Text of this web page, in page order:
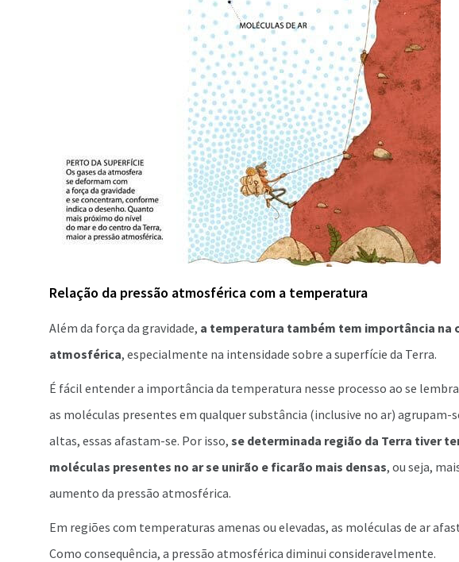
Relação da pressão atmosférica com a temperatura
Além da força da gravidade, a temperatura também tem importância na
atmosférica, especialmente na intensidade sobre a superfície da Terra.
É fácil entender a importância da temperatura nesse processo ao se
as moléculas presentes em qualquer substância (inclusive no ar) agrupam-
altas, essas afastam-se. Por isso, se determinada região da Terra tiver
moléculas presentes no ar se unirão e ficarão mais densas, ou seja,
aumento da pressão atmosférica.
Em regiões com temperaturas amenas ou elevadas, as moléculas de ar
Como consequência, a pressão atmosférica diminui consideravelmente.